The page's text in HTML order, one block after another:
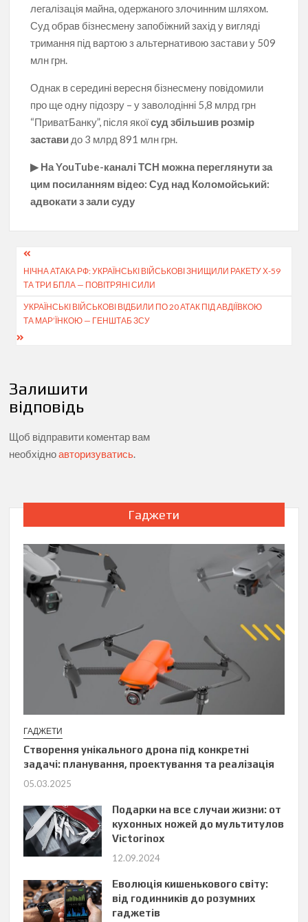
легалізація майна, одержаного злочинним шляхом.
Суд обрав бізнесмену запобіжний захід у вигляді
тримання під вартою з альтернативою застави у 509
млн грн.
Однак в середині вересня бізнесмену повідомили
про ще одну підозру – у заволодінні 5,8 млрд грн
“ПриватБанку”, після якоїсуд збільшив розмір
застави до 3 млрд 891 млн грн.
▶ На YouTube-каналі ТСН можна переглянути за
цим посиланням відео: Суд над Коломойський:
адвокати з зали суду
Навігація
записів
НІЧНА АТАКА РФ: УКРАЇНСЬКІ ВІЙСЬКОВІ ЗНИЩИЛИ РАКЕТУ Х-59
ТА ТРИ БПЛА — ПОВІТРЯНІ СИЛИ
УКРАЇНСЬКІ ВІЙСЬКОВІ ВІДБИЛИ ПО 20 АТАК ПІД АВДІЇВКОЮ
ТА МАР’ЇНКОЮ — ГЕНШТАБ ЗСУ
Залишити
відповідь
Щоб відправити коментар вам
необхідноавторизуватись.
Гаджети
ГАДЖЕТИ
Створення унікального дрона під конкретні
задачі: планування, проектування та реалізація
05.03.2025
Подарки на все случаи жизни: от
кухонных ножей до мультитулов
Victorinox
12.09.2024
Еволюція кишенькового світу:
від годинників до розумних
гаджетів